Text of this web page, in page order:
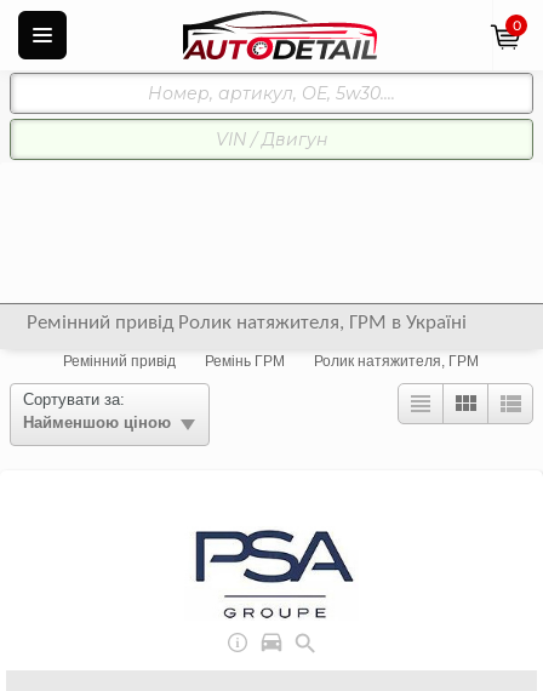
0
Ремінний привід Ролик натяжителя, ГРМ в Україні
Ремінний привід Ремінь ГРМ Ролик натяжителя, ГРМ
Сортувати за:
Найменшою ціною